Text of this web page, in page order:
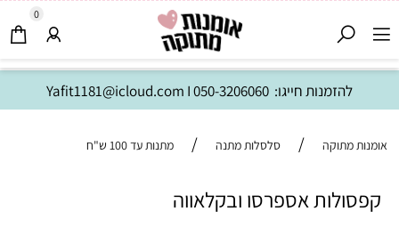
להזמנות חייגו: Yafit1181@icloud.com I050-3206060
0
אומנות מתוקה / סלסלות מתנה / מתנות עד 100 ש"ח
קפסולות אספרסו ובקלאווה